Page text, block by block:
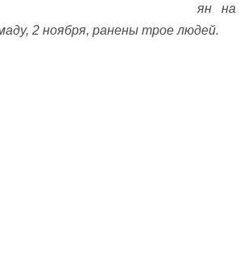
ян на
2 ноября, ранены трое людей.